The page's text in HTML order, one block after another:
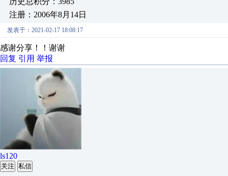
注册：2006年8月14日
发表于：2021-02-17 18:08:17
感谢分享！！谢谢
回复 引用 举报
ls120
关注 私信